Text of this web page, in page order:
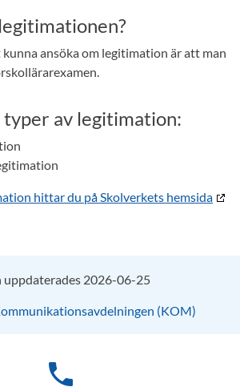
ansöka om legitimation är att man
av legitimation:
hittar du på Skolverkets hemsida
uppdaterades 2026-06-25
(KOM)
phone